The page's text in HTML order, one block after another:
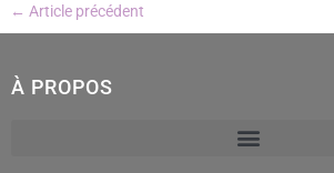
← Article précédent
À PROPOS